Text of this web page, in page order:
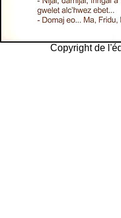
Copyright de